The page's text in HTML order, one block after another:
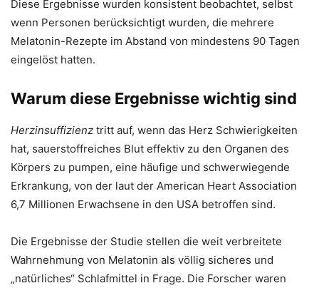
Diese Ergebnisse wurden konsistent beobachtet, selbst
wenn Personen berücksichtigt wurden, die mehrere
Melatonin-Rezepte im Abstand von mindestens 90 Tagen
eingelöst hatten.
Warum diese Ergebnisse wichtig sind
Herzinsuffizienz tritt auf, wenn das Herz Schwierigkeiten
hat, sauerstoffreiches Blut effektiv zu den Organen des
Körpers zu pumpen, eine häufige und schwerwiegende
Erkrankung, von der laut der American Heart Association
6,7 Millionen Erwachsene in den USA betroffen sind.
Die Ergebnisse der Studie stellen die weit verbreitete
Wahrnehmung von Melatonin als völlig sicheres und
„natürliches“ Schlafmittel in Frage. Die Forscher waren